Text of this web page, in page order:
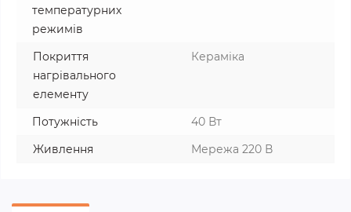
температурних
режимів
Покриття
нагрівального
елементу
Кераміка
Потужність
40 Вт
Живлення
Мережа 220 В